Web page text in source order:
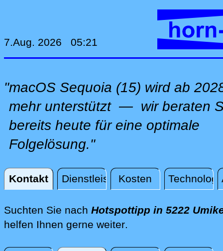
7.Aug. 2026 05:21
"macOS Sequoia (15) wird ab
mehr unterstützt — wir beraten
bereits heute für eine optimale
Folgelösung."
Kontakt Dienstleistungen
Kosten
Kontakt
Suchten Sie nach Hotspottipp in 5222
helfen Ihnen gerne weiterdirekt vor Ort in
.